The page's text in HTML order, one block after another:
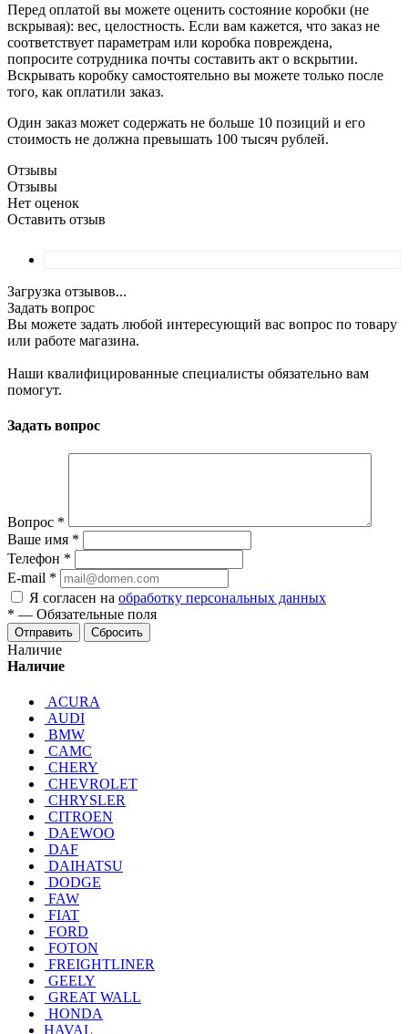
Перед оплатой вы можете оценить состояние коробки (не
вскрывая): вес, целостность. Если вам кажется, что заказ не
соответствует параметрам или коробка повреждена,
попросите сотрудника почты составить акт о вскрытии.
Вскрывать коробку самостоятельно вы можете только после
того, как оплатили заказ.
Один заказ может содержать не больше 10 позиций и его
стоимость не должна превышать 100 тысяч рублей.
Отзывы
Отзывы
Нет оценок
Оставить отзыв
Загрузка отзывов...
Задать вопрос
Вы можете задать любой интересующий вас вопрос по товару
или работе магазина.
Наши квалифицированные специалисты обязательно вам
помогут.
Задать вопрос
Вопрос *
Ваше имя *
Телефон *
E-mail *
Я согласен на обработку персональных данных
* — Обязательные поля
Отправить Сбросить
Наличие
Наличие
ACURA
AUDI
BMW
CAMC
CHERY
CHEVROLET
CHRYSLER
CITROEN
DAEWOO
DAF
DAIHATSU
DODGE
FAW
FIAT
FORD
FOTON
FREIGHTLINER
GEELY
GREAT WALL
HONDA
HAVAL